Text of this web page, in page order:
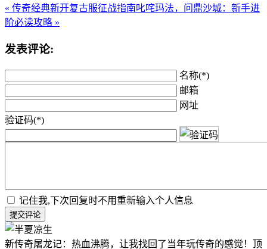
« 传奇经典新开复古服征战指南叱咤玛法，问鼎沙城：新手进
阶必读攻略 »
发表评论:
名称(*)
邮箱
网址
验证码(*)
记住我,下次回复时不用重新输入个人信息
提交评论
新传奇屠龙记：热血沸腾，让我找回了当年玩传奇的感觉！顶